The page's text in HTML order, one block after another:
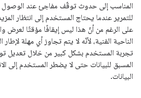
المناسب إلى حدوث توقّف مفاجئ عند الوصول
للتمرير عندما يحتاج المستخدم إلى انتظار
على الرغم من أنّ هذا ليس إيقافًا مؤقتًا لعرض
الناحية الفنية، لأنّه لا يتم تجاوز أي مهلة
تجربة المستخدم بشكل كبير من خلال تعديل
المسبق للبيانات حتى لا يضطر المستخدم إلى
البيانات.